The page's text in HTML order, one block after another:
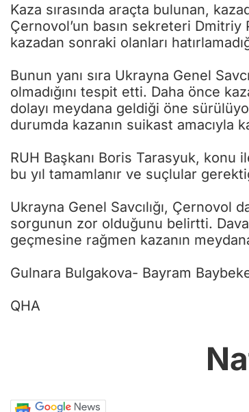
Kaza sırasında araçta bulunan,
Çernovol’un basın sekreteri Dmitriy
kazadan sonraki olanları
Bunun yanı sıra Ukrayna Genel
olmadığını tespit etti. Daha önce
dolayı meydana geldiği öne
durumda kazanın suikast amacıyla
RUH Başkanı Boris Tarasyuk, konu
bu yıl tamamlanır ve suçlular
Ukrayna Genel Savcılığı, Çernovol
sorgunun zor olduğunu belirtti.
geçmesine rağmen kazanın
Gulnara Bulgakova- Bayram
QHA